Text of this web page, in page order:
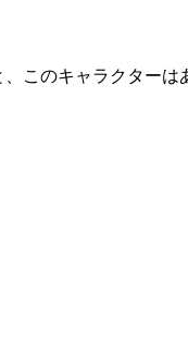
このキャラクター